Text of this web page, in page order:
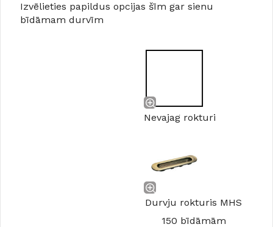
Izvēlieties papildus opcijas šīm gar sienu
bīdāmam durvīm
Nevajag rokturi
Durvju rokturis MHS
150 bīdāmām